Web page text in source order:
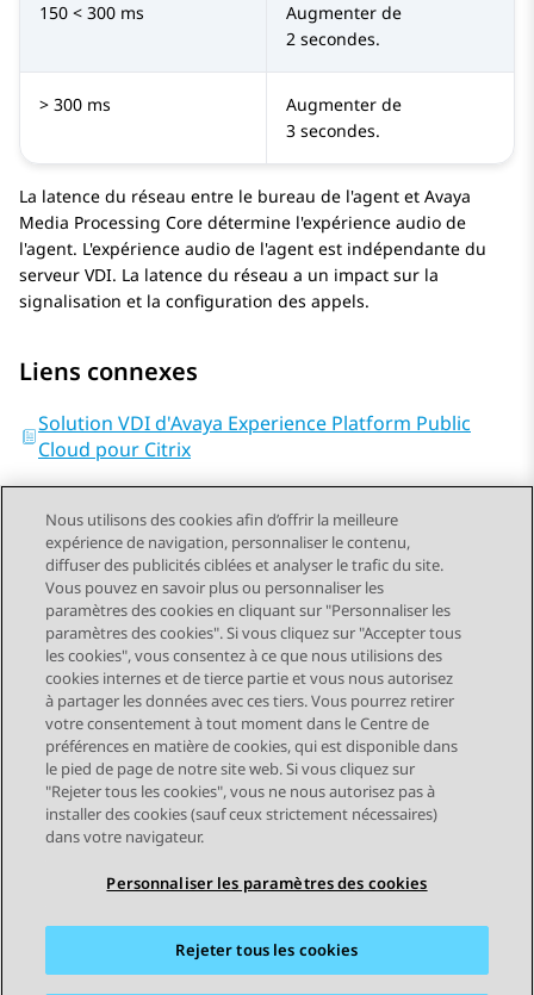
150 < 300 ms
Augmenter de
2 secondes.
> 300 ms
Augmenter de
3 secondes.
La latence du réseau entre le bureau de l'agent et Avaya
Media Processing Core détermine l'expérience audio de
l'agent. L'expérience audio de l'agent est indépendante du
serveur VDI. La latence du réseau a un impact sur la
signalisation et la configuration des appels.
Liens connexes
Solution VDI d'Avaya Experience Platform Public
Cloud pour Citrix
Send Feedback
Navigation par sujet
Sujet précédent Sujet suivant
STAY CONNECTED
Conditions d'utilisation
Nous utilisons des cookies afin d’offrir la meilleure
expérience de navigation, personnaliser le contenu,
diffuser des publicités ciblées et analyser le trafic du site.
Vous pouvez en savoir plus ou personnaliser les
paramètres des cookies en cliquant sur "Personnaliser les
paramètres des cookies". Si vous cliquez sur "Accepter tous
les cookies", vous consentez à ce que nous utilisions des
cookies internes et de tierce partie et vous nous autorisez
à partager les données avec ces tiers. Vous pourrez retirer
votre consentement à tout moment dans le Centre de
préférences en matière de cookies, qui est disponible dans
le pied de page de notre site web. Si vous cliquez sur
"Rejeter tous les cookies", vous ne nous autorisez pas à
installer des cookies (sauf ceux strictement nécessaires)
dans votre navigateur.
Personnaliser les paramètres des cookies
Rejeter tous les cookies